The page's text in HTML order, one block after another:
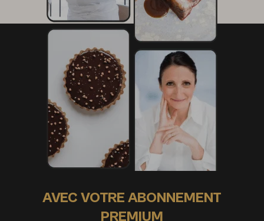
AVEC VOTRE ABONNEMENT
PREMIUM